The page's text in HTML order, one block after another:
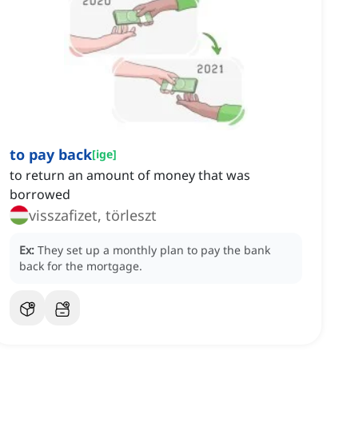
to pay back[ige]
to return an amount of money that was
borrowed
visszafizet, törleszt
Ex: They set up a monthly plan to pay the bank
back for the mortgage.